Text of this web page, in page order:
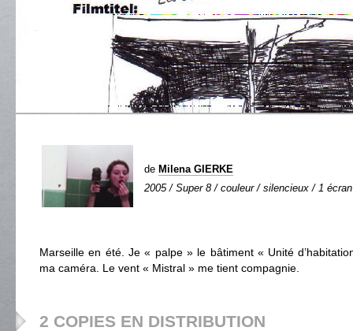
de Milena GIERKE
2005 / Super 8 / couleur / silencieux / 1
Marseille en été. Je « palpe » le bâtiment « Unité
ma caméra. Le vent « Mistral » me tient compagnie.
2 COPIES EN DISTRIBUTION